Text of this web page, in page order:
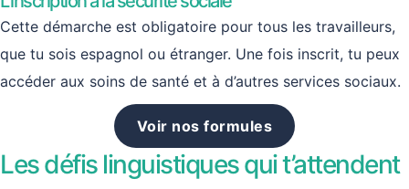
Cette démarche est obligatoire pour tous les travailleurs,
que tu sois espagnol ou étranger. Une fois inscrit, tu peux
accéder aux soins de santé et à d’autres services sociaux.
Voir nos formules
Les défis linguistiques qui t’attendent